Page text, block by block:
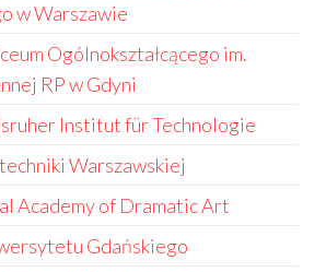
w Warszawie
Ogólnokształcącego im.
RP w Gdyni
Institut für Technologie
Warszawskiej
Academy of Dramatic Art
Gdańskiego